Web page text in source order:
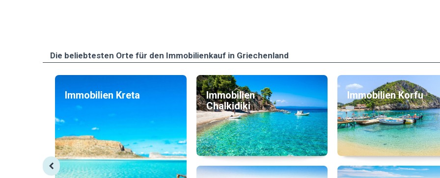
Die beliebtesten Οrte für den Immobilienkauf in Griechenland
Immobilien Kreta
Immobilien
Chalkidiki
Immobilien Korfu